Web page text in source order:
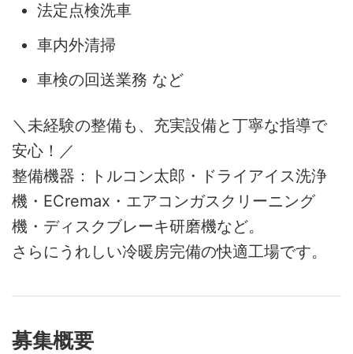
法定点検洗車
車内外清掃
車検の回送業務 など
＼未経験の整備も、充実設備と丁寧な指導で
安心！／
整備機器：トルコン太郎・ドライアイス洗浄
機・ECremax・エアコンガスクリーニング
機・ディスクブレーキ研磨機など。
さらにうれしい冷暖房完備の快適工場です。
募集概要